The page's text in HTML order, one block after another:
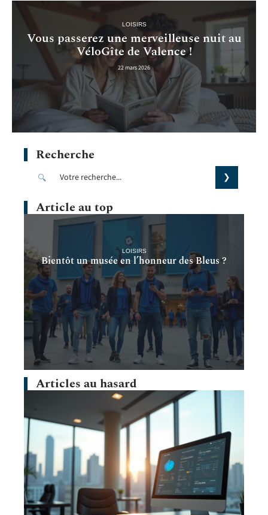
LOISIRS
Vous passerez une merveilleuse nuit au
VéloGîte de Valence !
22 mars 2026
Recherche
Article au top
LOISIRS
Bientôt un musée en l’honneur des Bleus ?
Articles au hasard